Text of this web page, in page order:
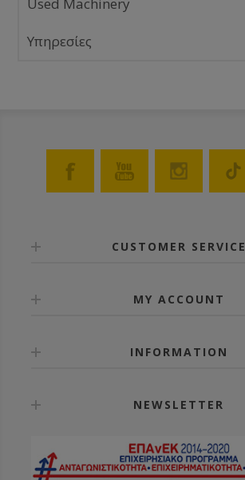
Used Machinery
Υπηρεσίες
CUSTOMER SERVICE
MY ACCOUNT
INFORMATION
NEWSLETTER